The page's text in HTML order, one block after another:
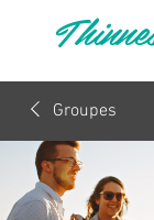
Groupes